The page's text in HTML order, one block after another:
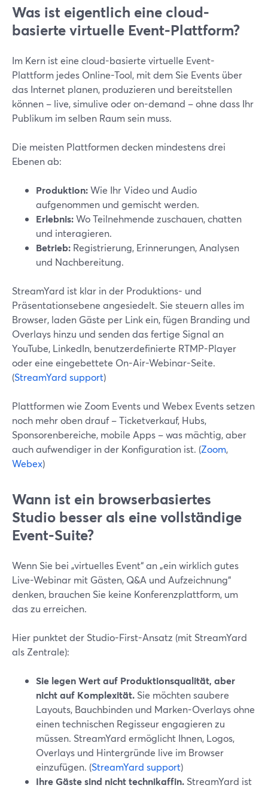
Was ist eigentlich eine cloud-
basierte virtuelle Event-Plattform?
Im Kern ist eine cloud-basierte virtuelle Event-
Plattform jedes Online-Tool, mit dem Sie Events über
das Internet planen, produzieren und bereitstellen
können – live, simulive oder on-demand – ohne dass Ihr
Publikum im selben Raum sein muss.
Die meisten Plattformen decken mindestens drei
Ebenen ab:
Produktion:Wie Ihr Video und Audio
aufgenommen und gemischt werden.
Erlebnis:Wo Teilnehmende zuschauen, chatten
und interagieren.
Betrieb: Registrierung, Erinnerungen, Analysen
und Nachbereitung.
StreamYard ist klar in der Produktions- und
Präsentationsebene angesiedelt. Sie steuern alles im
Browser, laden Gäste per Link ein, fügen Branding und
Overlays hinzu und senden das fertige Signal an
YouTube, LinkedIn, benutzerdefinierte RTMP-Player
oder eine eingebettete On-Air-Webinar-Seite.
(StreamYard support)
Plattformen wie Zoom Events und Webex Events setzen
noch mehr oben drauf – Ticketverkauf, Hubs,
Sponsorenbereiche, mobile Apps – was mächtig, aber
auch aufwendiger in der Konfiguration ist. (Zoom,
Webex)
Wann ist ein browserbasiertes
Studio besser als eine vollständige
Event-Suite?
Wenn Sie bei „virtuelles Event“ an „ein wirklich gutes
Live-Webinar mit Gästen, Q&A und Aufzeichnung“
denken, brauchen Sie keine Konferenzplattform, um
das zu erreichen.
Hier punktet der Studio-First-Ansatz (mit StreamYard
als Zentrale):
Sie legen Wert auf Produktionsqualität, aber
nicht auf Komplexität. Sie möchten saubere
Layouts, Bauchbinden und Marken-Overlays ohne
einen technischen Regisseur engagieren zu
müssen. StreamYard ermöglicht Ihnen, Logos,
Overlays und Hintergründe live im Browser
einzufügen. (StreamYard support)
Ihre Gäste sind nicht technikaffin. StreamYard ist